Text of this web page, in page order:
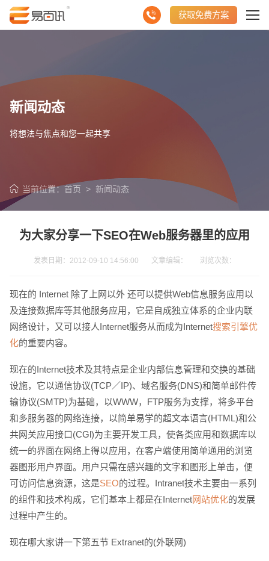
获取免费方案
新闻动态
将想法与焦点和您一起共享
当前位置： 首页 > 新闻动态
为大家分享一下SEO在Web服务器里的应用
发表日期：2012-09-10 14:56:00 文章编辑： 浏览次数：
现在的 Internet 除了上网以外 还可以提供Web信息服务应用以
及连接数据库等其他服务应用，它是自成独立体系的企业内联
网络设计，又可以接人Internet服务从而成为Internet搜索引擎优
化的重要内容。
现在的Internet技术及其特点是企业内部信息管理和交换的基础
设施，它以通信协议(TCP／IP)、域名服务(DNS)和简单邮件传
输协议(SMTP)为基础，以WWW，FTP服务为支撑，将多平台
和多服务器的网络连接，以简单易学的超文本语言(HTML)和公
共网关应用接口(CGl)为主要开发工具，使各类应用和数据库以
统一的界面在网络上得以应用，在客户端使用简单通用的浏览
器图形用户界面。用户只需在感兴趣的文字和图形上单击，便
可访问信息资源，这是SEO的过程。Intranet技术主要由一系列
的组件和技术构成，它们基本上都是在Internet网站优化的发展
过程中产生的。
现在哪大家讲一下第五节 Extranet的(外联网)
电话 微信号